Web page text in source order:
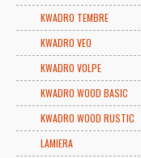
KWADRO TEMBRE
KWADRO VEO
KWADRO VOLPE
KWADRO WOOD BASIC
KWADRO WOOD RUSTIC
LAMIERA